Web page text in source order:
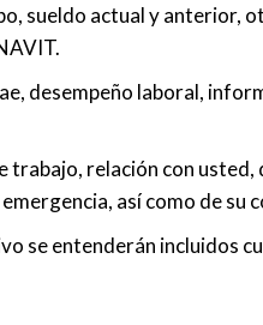
sueldo actual y anterior,
desempeño laboral,
relación con usted,
así como de su
se entenderán incluidos